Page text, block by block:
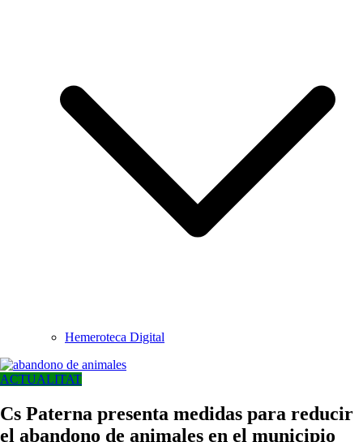
Hemeroteca Digital
ACTUALITAT
Cs Paterna presenta medidas para reducir
el abandono de animales en el municipio